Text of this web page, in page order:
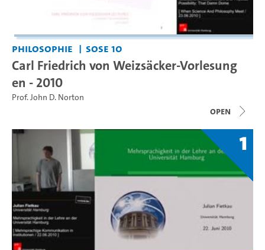
Philosophie SoSe 10
Carl Friedrich von Weizsäcker-Vorlesung
en - 2010
Prof. John D. Norton
open
1